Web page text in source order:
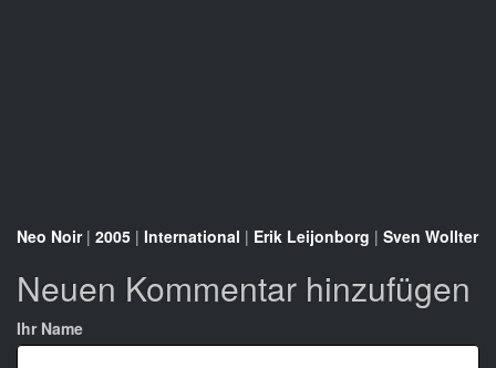
Neo Noir| 2005 | International | Erik Leijonborg | Sven Wollter
Neuen Kommentar hinzufügen
Ihr Name